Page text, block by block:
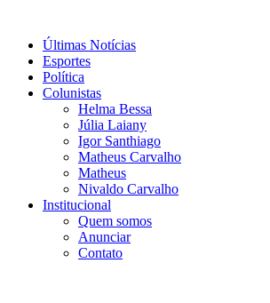
conteúdo
Últimas Notícias
Esportes
Política
Colunistas
Helma Bessa
Júlia Laiany
Igor Santhiago
Matheus Carvalho
Matheus
Nivaldo Carvalho
Institucional
Quem somos
Anunciar
Contato